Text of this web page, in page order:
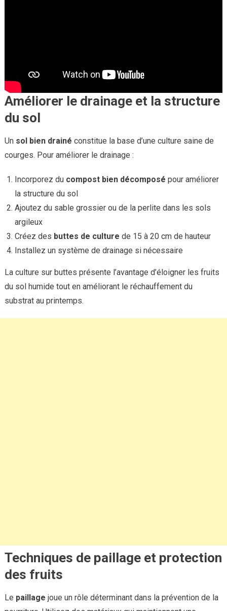
Améliorer le drainage et la structure
du sol
Un sol bien drainé constitue la base d’une culture saine de
courges. Pour améliorer le drainage :
Incorporez du compost bien décomposé pour améliorer
la structure du sol
Ajoutez du sable grossier ou de la perlite dans les sols
argileux
Créez des buttes de culture de 15 à 20 cm de hauteur
Installez un système de drainage si nécessaire
La culture sur buttes présente l’avantage d’éloigner les fruits
du sol humide tout en améliorant le réchauffement du
substrat au printemps.
Techniques de paillage et protection
des fruits
Le paillage joue un rôle déterminant dans la prévention de la